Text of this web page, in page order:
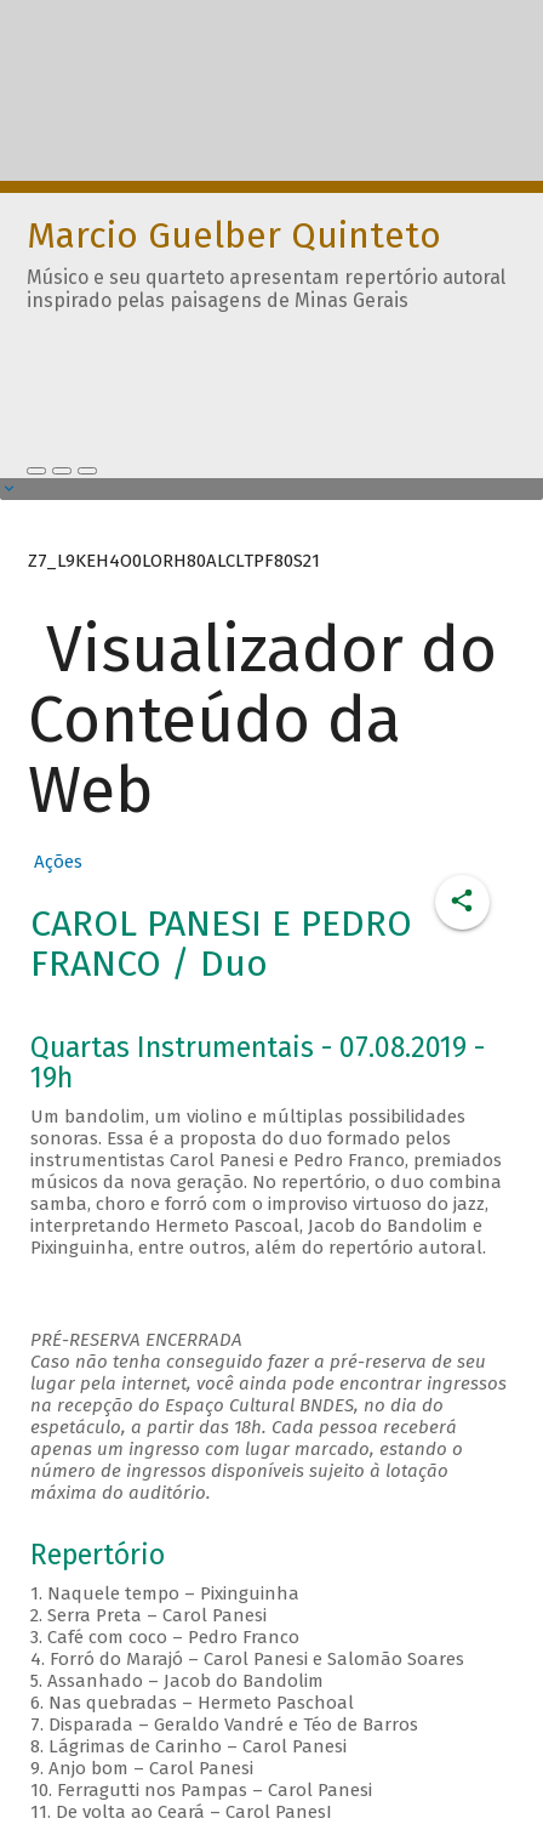
Marcio Guelber Quinteto
Músico e seu quarteto apresentam repertório autoral
inspirado pelas paisagens de Minas Gerais
Z7_L9KEH4O0LORH80ALCLTPF80S21
Visualizador do
Conteúdo da
Web
Ações
CAROL PANESI E PEDRO
FRANCO / Duo
Quartas Instrumentais - 07.08.2019 -
19h
Um bandolim, um violino e múltiplas possibilidades
sonoras. Essa é a proposta do duo formado pelos
instrumentistas Carol Panesi e Pedro Franco, premiados
músicos da nova geração. No repertório, o duo combina
samba, choro e forró com o improviso virtuoso do jazz,
interpretando Hermeto Pascoal, Jacob do Bandolim e
Pixinguinha, entre outros, além do repertório autoral.
PRÉ-RESERVA ENCERRADA
Caso não tenha conseguido fazer a pré-reserva de seu
lugar pela internet, você ainda pode encontrar ingressos
na recepção do Espaço Cultural BNDES, no dia do
espetáculo, a partir das 18h. Cada pessoa receberá
apenas um ingresso com lugar marcado, estando o
número de ingressos disponíveis sujeito à lotação
máxima do auditório.
Repertório
1. Naquele tempo – Pixinguinha
2. Serra Preta – Carol Panesi
3. Café com coco – Pedro Franco
4. Forró do Marajó – Carol Panesi e Salomão Soares
5. Assanhado – Jacob do Bandolim
6. Nas quebradas – Hermeto Paschoal
7. Disparada – Geraldo Vandré e Téo de Barros
8. Lágrimas de Carinho – Carol Panesi
9. Anjo bom – Carol Panesi
10. Ferragutti nos Pampas – Carol Panesi
11. De volta ao Ceará – Carol PanesI